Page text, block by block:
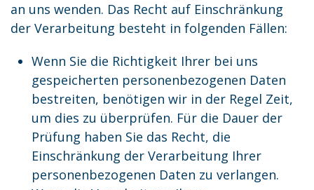
an uns wenden. Das Recht auf Einschränkung
der Verarbeitung besteht in folgenden Fällen:
Wenn Sie die Richtigkeit Ihrer bei uns
gespeicherten personenbezogenen Daten
bestreiten, benötigen wir in der Regel Zeit,
um dies zu überprüfen. Für die Dauer der
Prüfung haben Sie das Recht, die
Einschränkung der Verarbeitung Ihrer
personenbezogenen Daten zu verlangen.